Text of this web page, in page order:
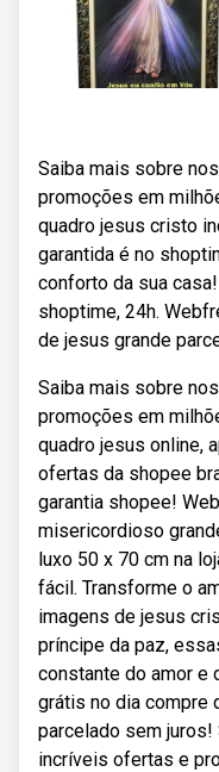
Saiba mais sobre
promoções em
quadro jesus cristo
garantida é no
conforto da sua
shoptime, 24h.
de jesus grande
Saiba mais sobre
promoções em
quadro jesus online,
ofertas da shopee
garantia shopee!
misericordioso
luxo 50 x 70 cm na
fácil. Transforme o
imagens de jesus
príncipe da paz,
constante do amor e
grátis no dia compre
parcelado sem
incríveis ofertas e